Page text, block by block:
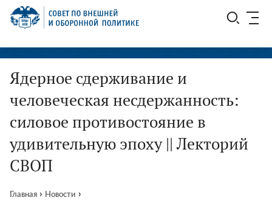
Перейти
СВОП
Ядерное сдерживание и
человеческая несдержанность:
силовое противостояние в
удивительную эпоху || Лекторий
СВОП
Главная › Новости ›